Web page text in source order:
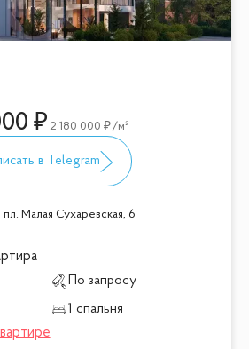
2 180 000 /м²
пл. Малая Сухаревская, 6
По запросу
1 спальня